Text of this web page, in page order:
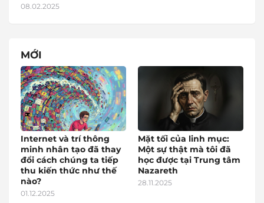
08.02.2025
MỚI
Internet và trí thông
minh nhân tạo đã thay
đổi cách chúng ta tiếp
thu kiến thức như thế
nào?
01.12.2025
Mặt tối của linh mục:
Một sự thật mà tôi đã
học được tại Trung tâm
Nazareth
28.11.2025